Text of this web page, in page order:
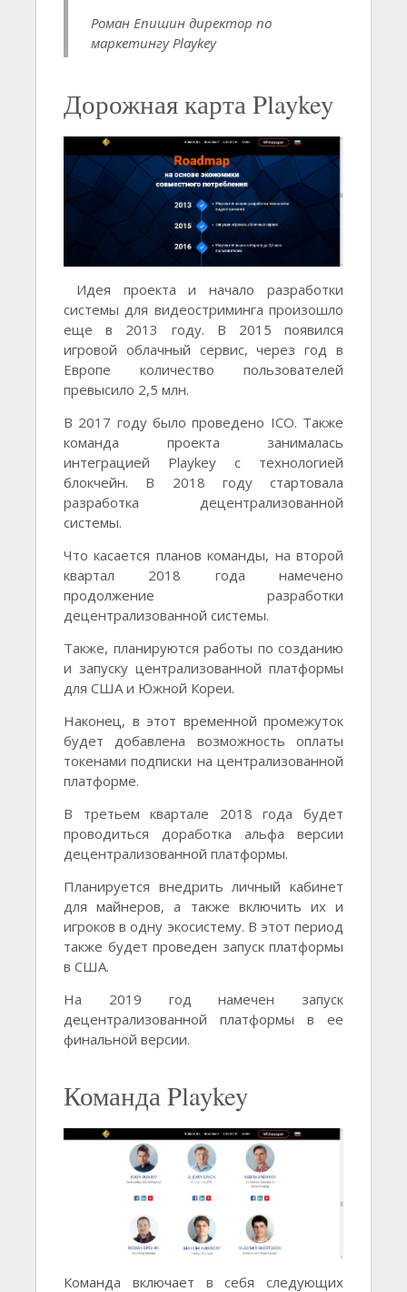
Роман Епишин директор по
маркетингу Playkey
Дорожная карта Playkey
Идея проекта и начало разработки
системы для видеостриминга произошло
еще в 2013 году. В 2015 появился
игровой облачный сервис, через год в
Европе количество пользователей
превысило 2,5 млн.
В 2017 году было проведено ICO. Также
команда проекта занималась
интеграцией Playkey с технологией
блокчейн. В 2018 году стартовала
разработка децентрализованной
системы.
Что касается планов команды, на второй
квартал 2018 года намечено
продолжение разработки
децентрализованной системы.
Также, планируются работы по созданию
и запуску централизованной платформы
для США и Южной Кореи.
Наконец, в этот временной промежуток
будет добавлена возможность оплаты
токенами подписки на централизованной
платформе.
В третьем квартале 2018 года будет
проводиться доработка альфа версии
децентрализованной платформы.
Планируется внедрить личный кабинет
для майнеров, а также включить их и
игроков в одну экосистему. В этот период
также будет проведен запуск платформы
в США.
На 2019 год намечен запуск
децентрализованной платформы в ее
финальной версии.
Команда Playkey
Команда включает в себя следующих